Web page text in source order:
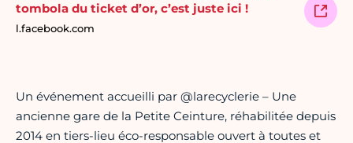
tombola du ticket d’or, c’est juste ici !
l.facebook.com
Un événement accueilli par @larecyclerie – Une
ancienne gare de la Petite Ceinture, réhabilitée depuis
2014 en tiers-lieu éco-responsable ouvert à toutes et